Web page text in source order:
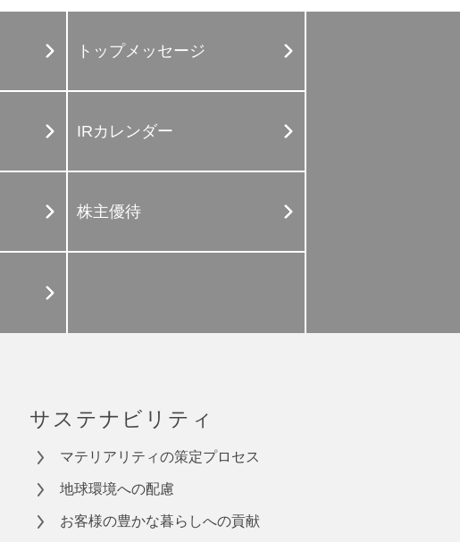
トップメッセージ
IRカレンダー
株主優待
サステナビリティ
マテリアリティの策定プロセス
地球環境への配慮
お客様の豊かな暮らしへの貢献